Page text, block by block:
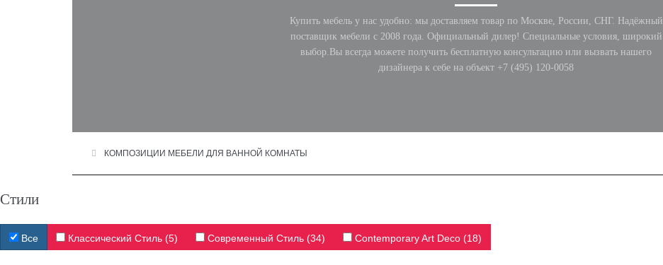
Купить мебель у нас удобно: мы доставляем товар по Москве, России, СНГ. Надёжный
поставщик мебели с 2008 года. Официальный дилер! Специальные условия, широкий
выбор.Вы всегда можете получить бесплатную консультацию или вызвать нашего
дизайнера к себе на объект +7 (495) 120-0058
КОМПОЗИЦИИ МЕБЕЛИ ДЛЯ ВАННОЙ КОМНАТЫ
Стили
Все Классический Стиль (5) Современный Стиль (34) Contemporary Art Deco (18)